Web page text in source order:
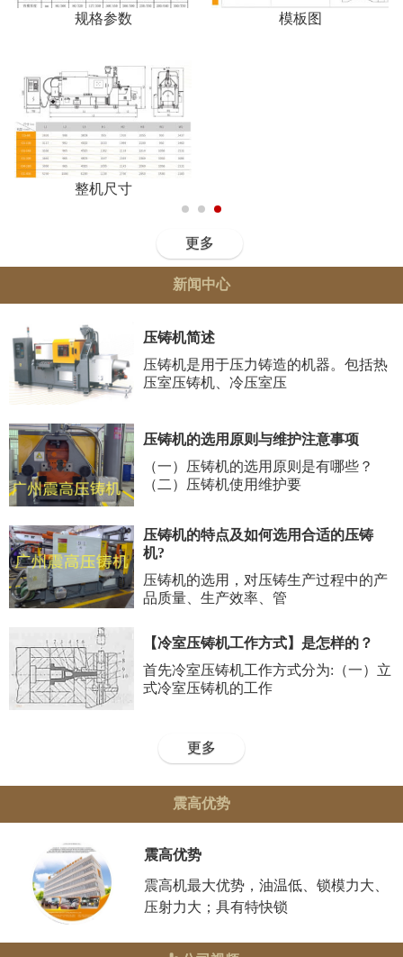
规格参数
整机尺寸
模板图
更多
新闻中心
压铸机简述
压铸机是用于压力铸造的机器。包括热
压室压铸机、冷压室压
压铸机的选用原则与维护注意事项
（一）压铸机的选用原则是有哪些？
（二）压铸机使用维护要
压铸机的特点及如何选用合适的压铸
机?
压铸机的选用，对压铸生产过程中的产
品质量、生产效率、管
【冷室压铸机工作方式】是怎样的？
首先冷室压铸机工作方式分为:（一）立
式冷室压铸机的工作
更多
震高优势
震高优势
震高机最大优势，油温低、锁模力大、
压射力大；具有特快锁